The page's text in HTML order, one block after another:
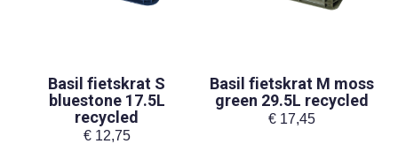
Basil fietskrat S
bluestone 17.5L
recycled
€12,75
Basil fietskrat M moss
green 29.5L recycled
€17,45